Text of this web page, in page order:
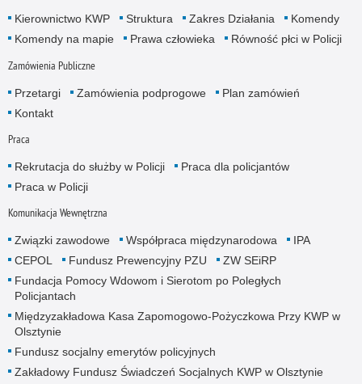
Kierownictwo KWP Struktura Zakres Działania
Komendy
Komendy na mapie
Prawa człowieka Równość płci w Policji
Zamówienia Publiczne
Przetargi Zamówienia podprogowe
Plan zamówień
Kontakt
Praca
Rekrutacja do służby w Policji
Praca dla policjantów
Praca w Policji
Komunikacja Wewnętrzna
Związki zawodowe Współpraca międzynarodowa
IPA
CEPOL
Fundusz Prewencyjny PZU
ZW SEiRP
Fundacja Pomocy Wdowom i Sierotom po Poległych
Policjantach
Międzyzakładowa Kasa Zapomogowo-Pożyczkowa Przy KWP w
Olsztynie
Fundusz socjalny emerytów policyjnych
Zakładowy Fundusz Świadczeń Socjalnych KWP w Olsztynie